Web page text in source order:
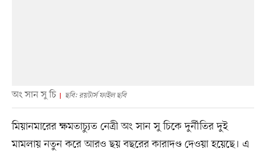
অং সান সু চি ছবি: রয়টার্স ফাইল ছবি
মিয়ানমারের ক্ষমতাচ্যুত নেত্রী অং সান সু চিকে দুর্নীতির দুই
মামলায় নতুন করে আরও ছয় বছরের কারাদণ্ড দেওয়া হয়েছে। এ